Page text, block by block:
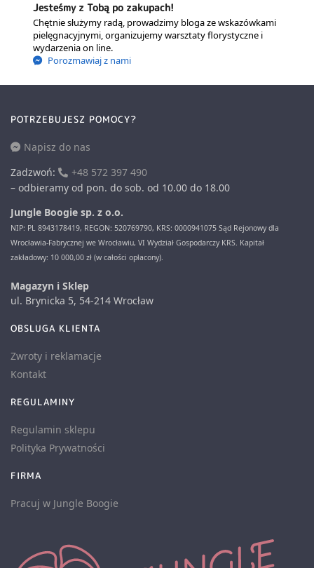
Jesteśmy z Tobą po zakupach!
Chętnie służymy radą, prowadzimy bloga ze wskazówkami
pielęgnacyjnymi, organizujemy warsztaty florystyczne i
wydarzenia on line.
Porozmawiaj z nami
POTRZEBUJESZ POMOCY?
Napisz do nas
Zadzwoń:
+48 572 397 490
– odbieramy od pon. do sob. od 10.00 do 18.00
Jungle Boogie sp. z o.o.
NIP: PL 8943178419, REGON: 520769790, KRS: 0000941075 Sąd Rejonowy dla
Wrocławia-Fabrycznej we Wrocławiu, VI Wydział Gospodarczy KRS. Kapitał
zakładowy: 10 000,00 zł (w całości opłacony).
Magazyn i Sklep
ul. Brynicka 5, 54-214 Wrocław
OBSLUGA KLIENTA
Zwroty i reklamacje
Kontakt
REGULAMINY
Regulamin sklepu
Polityka Prywatności
FIRMA
Pracuj w Jungle Boogie